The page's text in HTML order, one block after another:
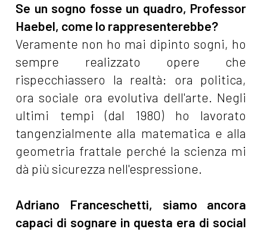
Se un sogno fosse un quadro, Professor
Haebel, come lo rappresenterebbe?
Veramente non ho mai dipinto sogni, ho
sempre realizzato opere che
rispecchiassero la realtà: ora politica,
ora sociale ora evolutiva dell'arte. Negli
ultimi tempi (dal 1980) ho lavorato
tangenzialmente alla matematica e alla
geometria frattale perché la scienza mi
dà più sicurezza nell'espressione.
Adriano Franceschetti, siamo ancora
capaci di sognare in questa era di social